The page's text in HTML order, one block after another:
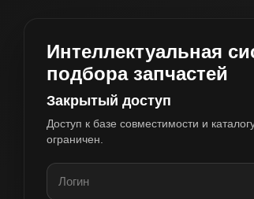
Интеллектуальная
подбора запчастей
Закрытый доступ
Доступ к базе совместимости и
ограничен.